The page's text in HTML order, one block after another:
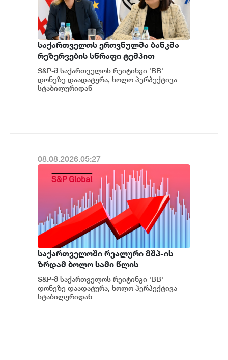
საქართველოს ეროვნულმა ბანკმა
რეზერვების სწრაფი ტემპით
დაგროვება განაგრძო და ივლისში
რეკორდულ ნიშნულს $7.1 მილიარდს
მიაღწია - S&P
S&P-მ საქართველოს რეიტინგი 'BB'
დონეზე დაადატურა, ხოლო პერპექტივა
სტაბილურიდან
08.08.2026.05:27
საქართველოში რეალური მშპ-ის
ზრდამ ბოლო სამი წლის
განმავლობაში საშუალოდ 8.3%
შეადგინა, რაც მსოფლიოში ერთ-
ერთი ყველაზე მაღალი
S&P-მ საქართველოს რეიტინგი 'BB'
დონეზე დაადატურა, ხოლო პერპექტივა
სტაბილურიდან